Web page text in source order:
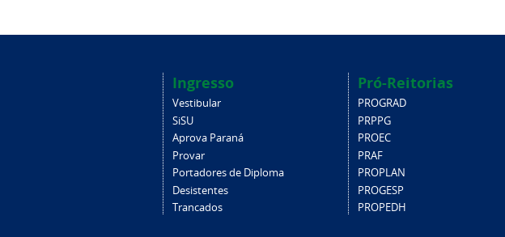
Ingresso
Vestibular
SiSU
Aprova Paraná
Provar
Portadores de Diploma
Desistentes
Trancados
Pró-Reitorias
PROGRAD
PRPPG
PROEC
PRAF
PROPLAN
PROGESP
PROPEDH